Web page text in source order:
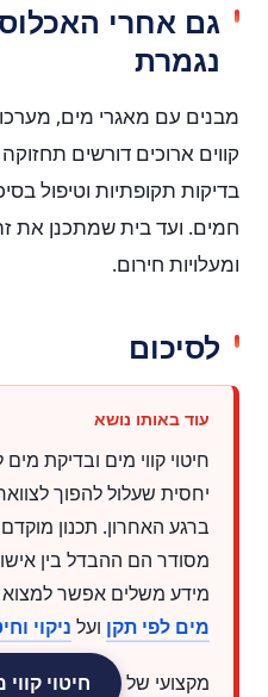
גם אחרי
נגמרת
מבנים עם מאגרי מים,
קווים ארוכים דורשים
בדיקות תקופתיות וטיפול
חמים. ועד בית שמתכנן
ומעלויות חירום.
לסיכום
יחסית שעלול להפוך
ברגע האחרון. תכנון
מסודר הם ההבדל בין
מידע משלים אפשר למצוא
מים לפי תקן ועל ניקוי
מקצועי של
חיטוי